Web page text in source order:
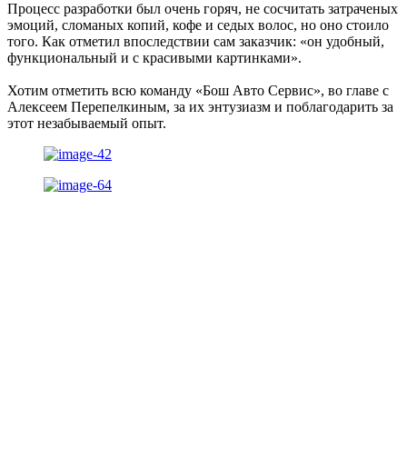
Процесс разработки был очень горяч, не сосчитать затраченых
эмоций, сломаных копий, кофе и седых волос, но оно стоило
того. Как отметил впоследствии сам заказчик: «он удобный,
функциональный и с красивыми картинками».
Хотим отметить всю команду «Бош Авто Сервис», во главе с
Алексеем Перепелкиным, за их энтузиазм и поблагодарить за
этот незабываемый опыт.